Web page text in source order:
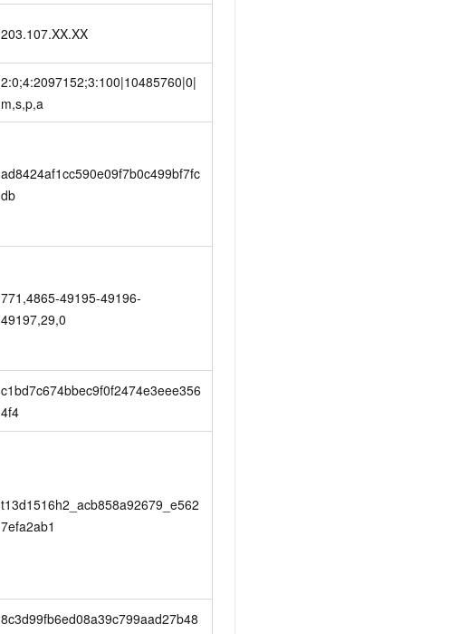
203.107.XX.XX
2:0;4:2097152;3:100|10485760|0|
m,s,p,a
ad8424af1cc590e09f7b0c499bf7fc
db
771,4865-49195-49196-
49197,29,0
c1bd7c674bbec9f0f2474e3eee356
4f4
t13d1516h2_acb858a92679_e562
7efa2ab1
8c3d99fb6ed08a39c799aad27b48